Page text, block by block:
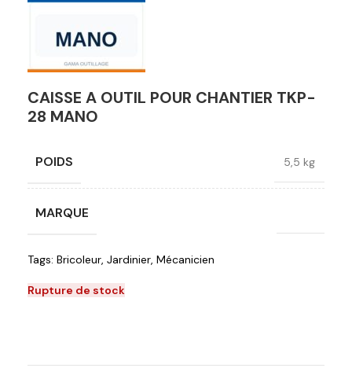
CAISSE A OUTIL POUR CHANTIER TKP-
28 MANO
POIDS 5,5 kg
MARQUE
Tags: Bricoleur, Jardinier, Mécanicien
Rupture de stock